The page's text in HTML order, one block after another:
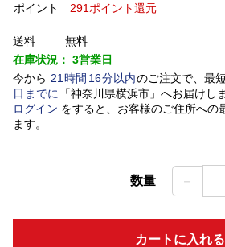
ポイント
291ポイント還元
送料
無料
在庫状況： 3営業日
今から 21 時間 16分以内のご注文で、最短
日 までに 「神奈川県横浜市」 へお届けし
ログイン をすると、お客様のご住所への
ます。
数量 －
カートに入れる